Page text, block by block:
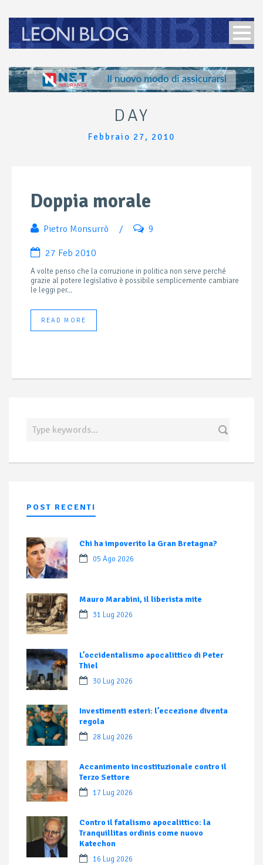
DAY
Febbraio 27, 2010
Doppia morale
Pietro Monsurrò / 9
27 Feb 2010
A volte penso che la corruzione in politica non serve perché
grazie al potere legislativo è possibile semplicemente cambiare
le leggi per...
READ MORE
POST RECENTI
Chi ha impoverito la Gran Bretagna?
05 Ago 2026
Mauro Marabini, il liberista mite
31 Lug 2026
L’occidentalismo apocalittico di Peter
Thiel
30 Lug 2026
Investimenti esteri: l’eccezione diventa
regola
28 Lug 2026
Accanimento incostituzionale contro il
Terzo Settore
17 Lug 2026
Contro il fatalismo apocalittico: la
Tranquillitas ordinis come nuovo
Katechon
16 Lug 2026